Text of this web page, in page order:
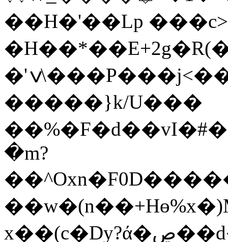
��H�'��Lp
�'ݍ\���P���j<���jZ����,�[�L�s��L��w���[L���L1#���Νl��ⰱ;Nq-
�����}k/U���
�m?
x��(c�Dy?ά�ڝ��d���t�8?�5$�ᶼkI�